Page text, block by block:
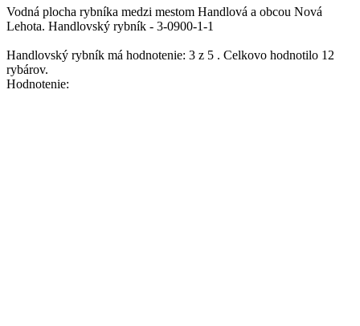
Vodná plocha rybníka medzi mestom Handlová a obcou Nová
Lehota. Handlovský rybník - 3-0900-1-1
Handlovský rybník má hodnotenie: 3 z 5 . Celkovo hodnotilo 12
rybárov.
Hodnotenie: